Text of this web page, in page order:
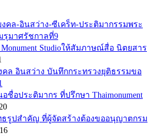
Studioให้สัมภาษณ์สื่อ นิตยสาร
ชื่อประติมากร ที่ปรึกษา Thaimonument
รูปสำคัญ ที่ผู้จัดสร้างต้องขออนุญาตกรม